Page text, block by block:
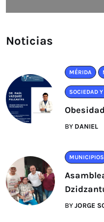
Noticias
MÉRIDA
SOCIEDAD
BY DANIEL
MUNICIPIOS
BYJORGE